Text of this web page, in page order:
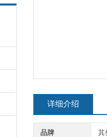
详细介绍
品牌 其